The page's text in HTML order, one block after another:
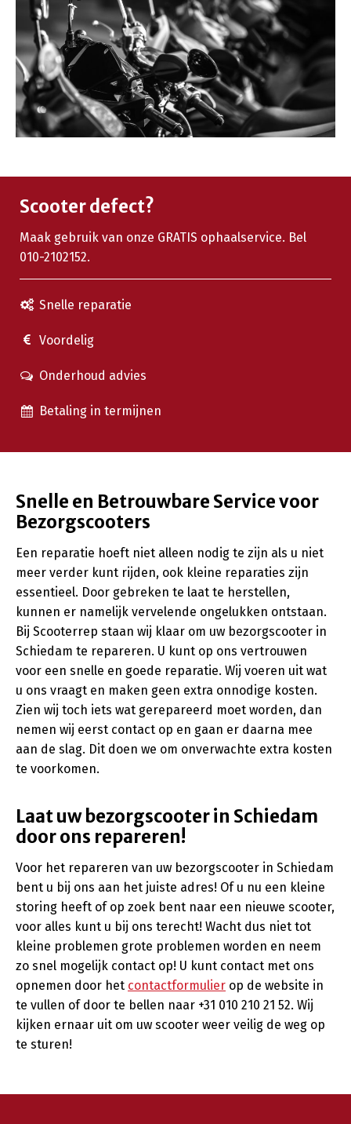
Scooter defect?
Maak gebruik van onze GRATIS ophaalservice. Bel
010-2102152.
Snelle reparatie
Voordelig
Onderhoud advies
Betaling in termijnen
Snelle en Betrouwbare Service voor
Bezorgscooters
Een reparatie hoeft niet alleen nodig te zijn als u niet
meer verder kunt rijden, ook kleine reparaties zijn
essentieel. Door gebreken te laat te herstellen,
kunnen er namelijk vervelende ongelukken ontstaan.
Bij Scooterrep staan wij klaar om uw bezorgscooter in
Schiedam te repareren. U kunt op ons vertrouwen
voor een snelle en goede reparatie. Wij voeren uit wat
u ons vraagt en maken geen extra onnodige kosten.
Zien wij toch iets wat gerepareerd moet worden, dan
nemen wij eerst contact op en gaan er daarna mee
aan de slag. Dit doen we om onverwachte extra kosten
te voorkomen.
Laat uw bezorgscooter in Schiedam
door ons repareren!
Voor het repareren van uw bezorgscooter in Schiedam
bent u bij ons aan het juiste adres! Of u nu een kleine
storing heeft of op zoek bent naar een nieuwe scooter,
voor alles kunt u bij ons terecht! Wacht dus niet tot
kleine problemen grote problemen worden en neem
zo snel mogelijk contact op! U kunt contact met ons
opnemen door het contactformulier op de website in
te vullen of door te bellen naar +31 010 210 21 52. Wij
kijken ernaar uit om uw scooter weer veilig de weg op
te sturen!